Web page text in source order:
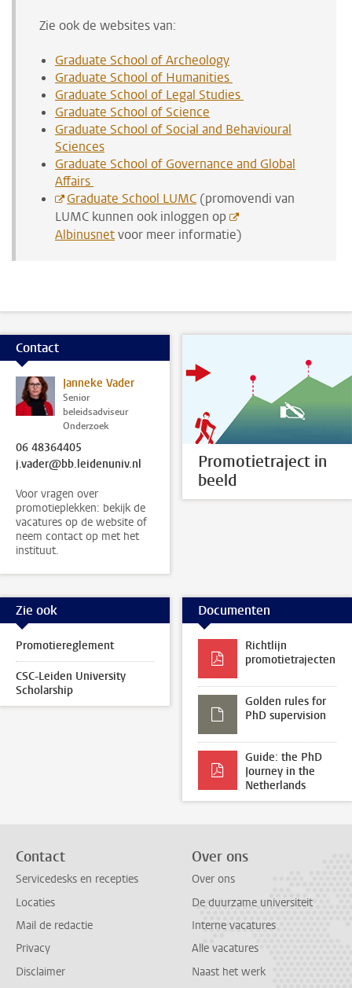
Zie ook de websites van:
Graduate School of Archeology
Graduate School of Humanities
Graduate School of Legal Studies
Graduate School of Science
Graduate School of Social and Behavioural
Sciences
Graduate School of Governance and Global
Affairs
Graduate School LUMC (promovendi van
LUMC kunnen ook inloggen op
Albinusnetvoor meer informatie)
Contact
Janneke Vader
Senior
beleidsadviseur
Onderzoek
06 48364405
j.vader@bb.leidenuniv.nl
Voor vragen over
promotieplekken: bekijk de
vacatures op de website of
neem contact op met het
instituut.
Promotietraject in
beeld
Zie ook
Promotiereglement
CSC-Leiden University
Scholarship
Documenten
Richtlijn
promotietrajecten
Golden rules for
PhD supervision
Guide: the PhD
Journey in the
Netherlands
Contact
Servicedesks en recepties
Locaties
Mail de redactie
Privacy
Disclaimer
Over ons
Over ons
De duurzame universiteit
Interne vacatures
Alle vacatures
Naast het werk